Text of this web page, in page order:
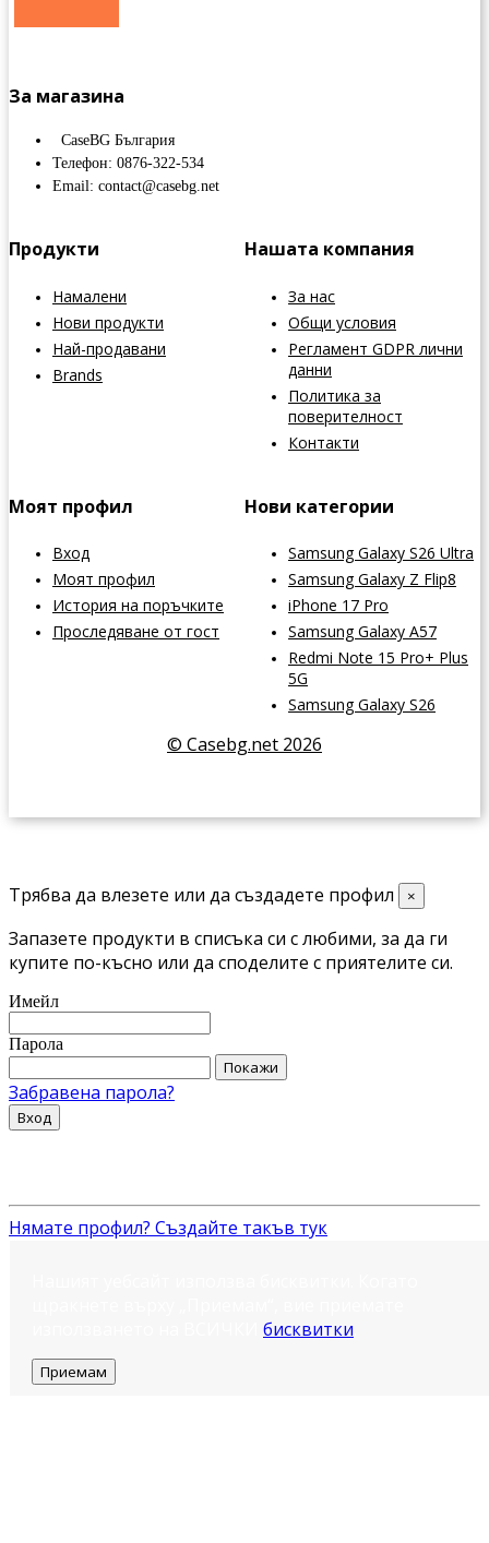
За магазина
CaseBG България
Телефон: 0876-322-534
Email: contact@casebg.net
Продукти
Намалени
Нови продукти
Най-продавани
Brands
Нашата компания
За нас
Общи условия
Регламент GDPR лични
данни
Политика за
поверителност
Контакти
Моят профил
Вход
Моят профил
История на поръчките
Проследяване от гост
Нови категории
Samsung Galaxy S26 Ultra
Samsung Galaxy Z Flip8
iPhone 17 Pro
Samsung Galaxy A57
Redmi Note 15 Pro+ Plus
5G
Samsung Galaxy S26
© Casebg.net 2026
Трябва да влезете или да създадете профил ×
Запазете продукти в списъка си с любими, за да ги
купите по-късно или да споделите с приятелите си.
Имейл
Парола
Покажи
Забравена парола?
Вход
Нямате профил? Създайте такъв тук
бисквитки
Приемам